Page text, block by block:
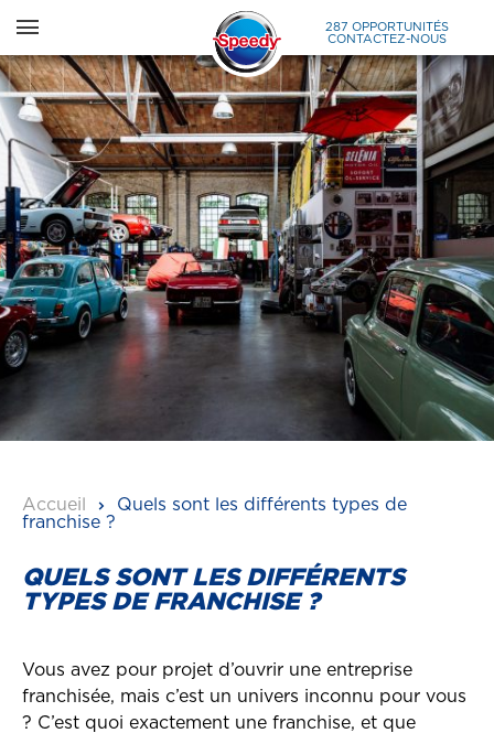
Accueil
Quels sont les différents types de
franchise ?
QUELS SONT LES DIFFÉRENTS
TYPES DE FRANCHISE ?
Vous avez pour projet d’ouvrir une entreprise
franchisée, mais c’est un univers inconnu pour vous
? C’est quoi exactement une franchise, et que
287 OPPORTUNITÉS
CONTACTEZ-NOUS